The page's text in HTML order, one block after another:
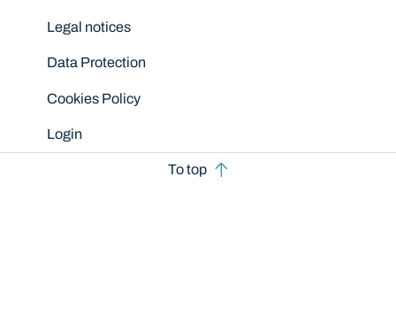
Legal notices
Data Protection
Cookies Policy
Login
To top